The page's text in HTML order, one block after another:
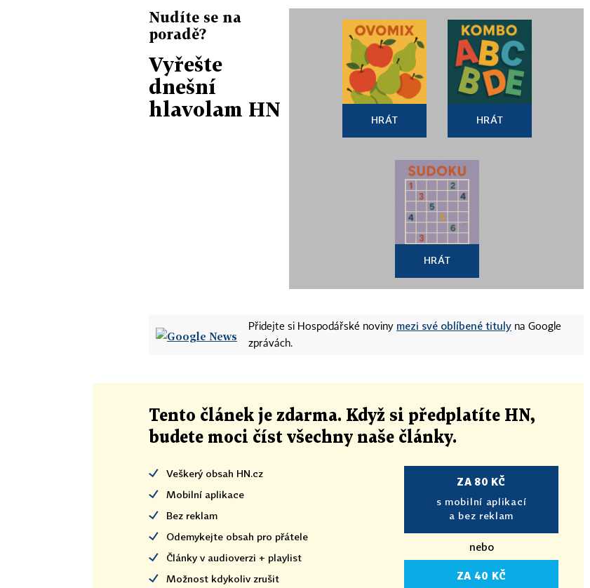
Nudíte se na
poradě?
Vyřešte
dnešní
hlavolam HN
HRÁT HRÁT
HRÁT
Přidejte si Hospodářské noviny mezi své oblíbené tituly na Google
zprávách.
Tento článek je zdarma. Když si předplatíte HN,
budete moci číst všechny naše články.
Veškerý obsah HN.cz
Mobilní aplikace
Bez reklam
Odemykejte obsah pro přátele
Články v audioverzi + playlist
Možnost kdykoliv zrušit
ZA 80 KČ
s mobilní aplikací
a bez reklam
nebo
ZA 40 KČ